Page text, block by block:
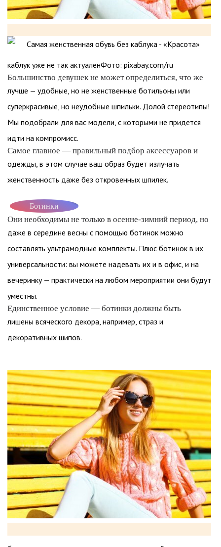
каблук уже не так актуаленФото: pixabay.com/ru
Большинство девушек не может определиться, что же
лучше — удобные, но не женственные ботильоны или
суперкрасивые, но неудобные шпильки. Долой стереотипы!
Мы подобрали для вас модели, с которыми не придется
идти на компромисс.
Самое главное — правильный подбор аксессуаров и
одежды, в этом случае ваш образ будет излучать
женственность даже без откровенных шпилек.
Ботинки
Они необходимы не только в осенне-зимний период, но
даже в середине весны с помощью ботинок можно
составлять ультрамодные комплекты. Плюс ботинок в их
универсальности: вы можете надевать их и в офис, и на
вечеринку — практически на любом мероприятии они будут
уместны.
Единственное условие — ботинки должны быть
лишены всяческого декора, например, страз и
декоративных шипов.